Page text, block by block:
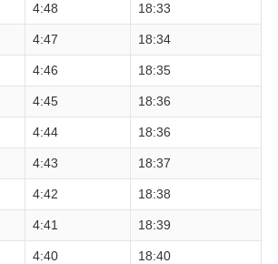
4:48 18:33
4:47 18:34
4:46 18:35
4:45 18:36
4:44 18:36
4:43 18:37
4:42 18:38
4:41 18:39
4:40 18:40